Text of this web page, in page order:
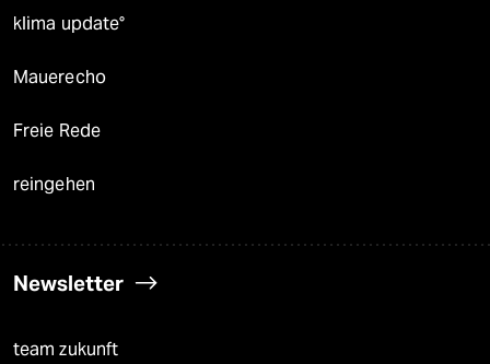
klima update°
Mauerecho
Freie Rede
reingehen
Newsletter
team zukunft